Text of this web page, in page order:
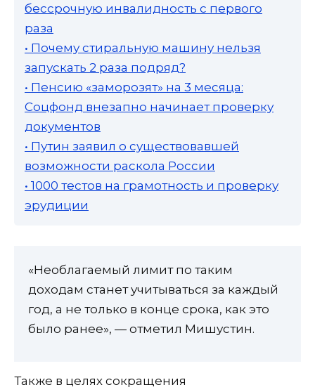
бессрочную инвалидность с первого
раза
• Почему стиральную машину нельзя
запускать 2 раза подряд?
• Пенсию «заморозят» на 3 месяца:
Соцфонд внезапно начинает проверку
документов
• Путин заявил о существовавшей
возможности раскола России
• 1000 тестов на грамотность и проверку
эрудиции
«Необлагаемый лимит по таким
доходам станет учитываться за каждый
год, а не только в конце срока, как это
было ранее», — отметил Мишустин.
Также в целях сокращения